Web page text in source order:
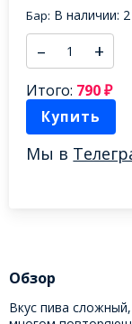
Бар: В наличии:
– +
Итого: 790₽
Купить
Мы в
Обзор
Вкус пива